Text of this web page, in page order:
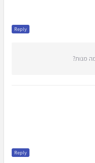
Reply
מנות?
Reply